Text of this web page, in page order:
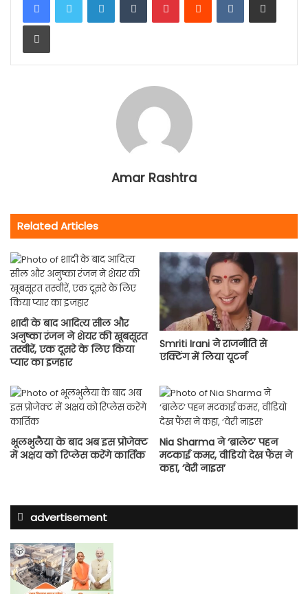
Print
Amar Rashtra
Related Articles
शादी के बाद आदित्य सील और
अनुष्का रंजन ने शेयर की खूबसूरत
तस्वीरें, एक दूसरे के लिए किया
प्यार का इजहार
Smriti Irani ने राजनीति से
एक्टिंग में लिया यूटर्न
भूलभुलैया के बाद अब इस प्रोजेक्ट
में अक्षय को रिप्लेस करेंगे कार्तिक
Nia Sharma ने ‘ब्रालेट’ पहन
मटकाई कमर, वीडियो देख फैंस ने
कहा, ‘वेरी नाइस’
advertisement